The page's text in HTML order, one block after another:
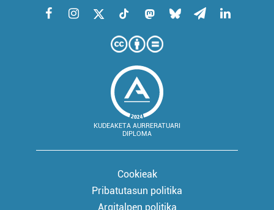
KUDEAKETA AURRERATUARI
DIPLOMA
Cookieak
Pribatutasun politika
Argitalpen politika